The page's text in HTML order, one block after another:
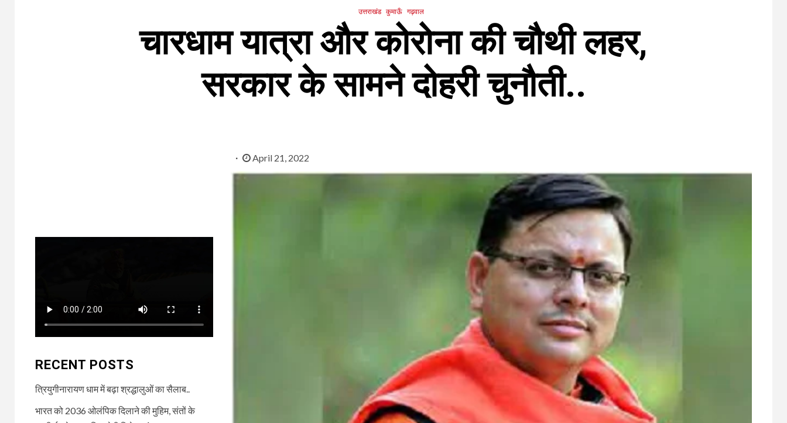
उत्तराखंड कुमाऊँ गढ़वाल
चारधाम यात्रा और कोरोना की चौथी लहर,
सरकार के सामने दोहरी चुनौती..
April 21, 2022
RECENT POSTS
त्रियुगीनारायण धाम में बढ़ा श्रद्धालुओं का सैलाब..
भारत को 2036 ओलंपिक दिलाने की मुहिम, संतों के